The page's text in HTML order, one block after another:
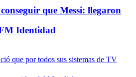
que Messi: llegaron
Identidad